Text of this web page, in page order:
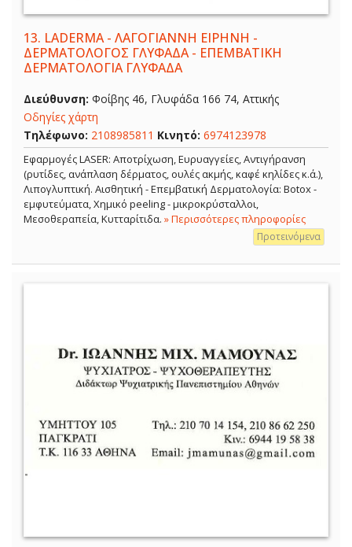
13. LADERMA - ΛΑΓΟΓΙΑΝΝΗ ΕΙΡΗΝΗ -
ΔΕΡΜΑΤΟΛΟΓΟΣ ΓΛΥΦΑΔΑ - ΕΠΕΜΒΑΤΙΚΗ
ΔΕΡΜΑΤΟΛΟΓΙΑ ΓΛΥΦΑΔΑ
Διεύθυνση: Φοίβης 46, Γλυφάδα 166 74, Αττικής
Οδηγίες χάρτη
Τηλέφωνο: 2108985811 Κινητό: 6974123978
Εφαρμογές LASER: Αποτρίχωση, Ευρυαγγείες, Αντιγήρανση
(ρυτίδες, ανάπλαση δέρματος, ουλές ακμής, καφέ κηλίδες κ.ά.),
Λιπογλυπτική. Αισθητική - Επεμβατική Δερματολογία: Botox -
εμφυτεύματα, Χημικό peeling - μικροκρύσταλλοι,
Μεσοθεραπεία, Κυτταρίτιδα. » Περισσότερες πληροφορίες
Προτεινόμενα